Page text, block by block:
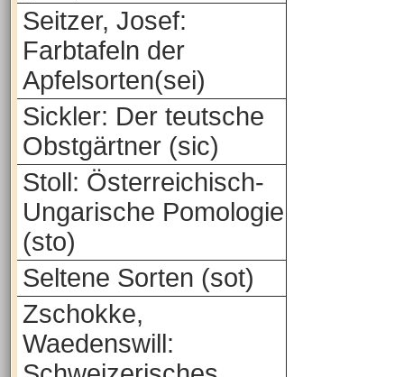
Seitzer, Josef:
Farbtafeln der
Apfelsorten(sei)
Sickler: Der teutsche
Obstgärtner (sic)
Stoll: Österreichisch-
Ungarische Pomologie
(sto)
Seltene Sorten (sot)
Zschokke,
Waedenswill: